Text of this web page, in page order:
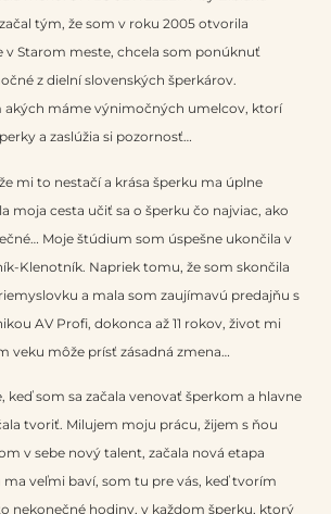
tým, že som v roku 2005 otvorila
v Starom meste, chcela som ponúknuť
z dielní slovenských šperkárov.
akých máme výnimočných umelcov, ktorí
a zaslúžia si pozornosť…
mi to nestačí a krása šperku ma úplne
moja cesta učiť sa o šperku čo najviac, ako
Moje štúdium som úspešne ukončila v
Klenotník. Napriek tomu, že som skončila
a mala som zaujímavú predajňu s
AV Profi, dokonca až 11 rokov, život mi
veku môže prísť zásadná zmena…
keď som sa začala venovať šperkom a hlavne
tvoriť. Milujem moju prácu, žijem s ňou
v sebe nový talent, začala nová etapa
veľmi baví, som tu pre vás, keď tvorím
nekonečné hodiny, v každom šperku, ktorý